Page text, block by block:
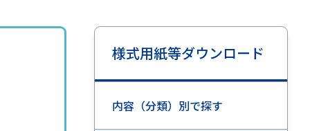
様式用紙等ダウンロード
内容（分類）別で探す